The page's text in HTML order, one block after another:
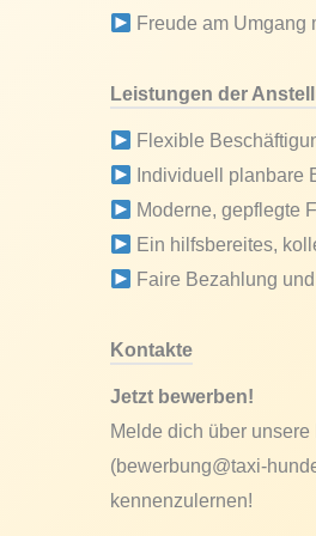
Freude am Umgang
Leistungen der
Flexible
Individuell planbare
Moderne, gepflegte
Ein hilfsbereites,
Faire Bezahlung
Kontakte
Jetzt bewerben!
Melde dich über
(bewerbung@taxi-
kennenzulernen!